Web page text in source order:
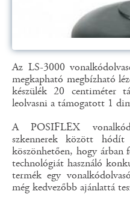
Az LS-3000
megkapható megbízható
készülék 20 centiméter
leolvasni a támogatott 1
A POSIFLEX
szkennerek között
köszönhetően, hogy
technológiát használó
termék egy
még kedvezőbb ajánlattá